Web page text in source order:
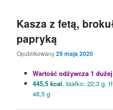
Kasza z fetą,
papryką
Opublikowany29 maja 2020
Wartość odżywcza 1
445,5 kcal, białko: 22,3 g,
48,5 g